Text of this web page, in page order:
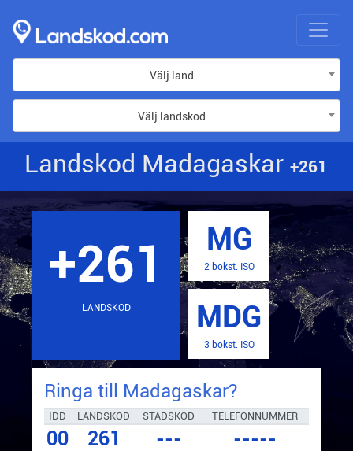
Välj land
Välj landskod
Landskod Madagaskar +261
+261
LANDSKOD
MG
2 bokst. ISO
MDG
3 bokst. ISO
Ringa till Madagaskar?
IDD LANDSKOD STADSKOD TELEFONNUMMER
00 261 --- -----